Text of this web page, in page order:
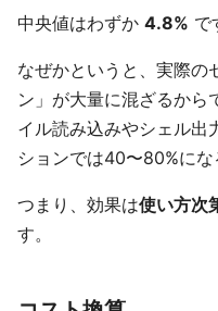
中央値はわずか 4.8% で
なぜかというと、実際の
ン」が大量に混ざるから
イル読み込みやシェル出
ションでは40〜80%にな
つまり、効果は使い方次
す。